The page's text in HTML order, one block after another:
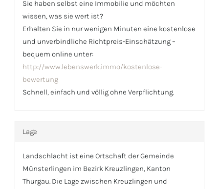
Sie haben selbst eine Immobilie und möchten
wissen, was sie wert ist?
Erhalten Sie in nur wenigen Minuten eine kostenlose
und unverbindliche Richtpreis-Einschätzung –
bequem online unter:
http://www.lebenswerk.immo/kostenlose-
bewertung
Schnell, einfach und völlig ohne Verpflichtung.
Lage
Landschlacht ist eine Ortschaft der Gemeinde
Münsterlingen im Bezirk Kreuzlingen, Kanton
Thurgau. Die Lage zwischen Kreuzlingen und